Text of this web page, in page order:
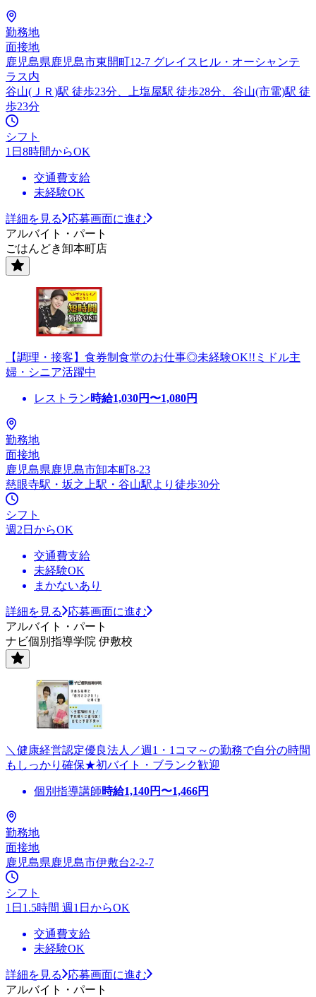
勤務地
面接地
鹿児島県鹿児島市東開町12-7 グレイスヒル・オーシャンテ
ラス内
谷山(ＪＲ)駅 徒歩23分、上塩屋駅 徒歩28分、谷山(市電)駅 徒
歩23分
シフト
1日8時間からOK
交通費支給
未経験OK
詳細を見る
応募画面に進む
アルバイト・パート
ごはんどき卸本町店
【調理・接客】食券制食堂のお仕事◎未経験OK!!ミドル主
婦・シニア活躍中
レストラン時給1,030円〜1,080円
勤務地
面接地
鹿児島県鹿児島市卸本町8-23
慈眼寺駅・坂之上駅・谷山駅より徒歩30分
シフト
週2日からOK
交通費支給
未経験OK
まかないあり
詳細を見る
応募画面に進む
アルバイト・パート
ナビ個別指導学院 伊敷校
＼健康経営認定優良法人／週1・1コマ～の勤務で自分の時間
もしっかり確保★初バイト・ブランク歓迎
個別指導講師時給1,140円〜1,466円
勤務地
面接地
鹿児島県鹿児島市伊敷台2-2-7
シフト
1日1.5時間 週1日からOK
交通費支給
未経験OK
詳細を見る
応募画面に進む
アルバイト・パート